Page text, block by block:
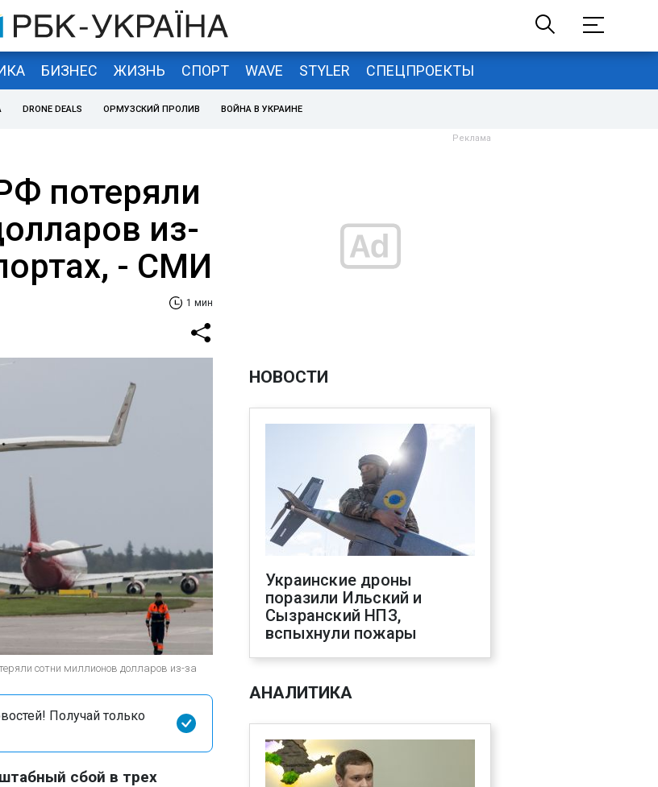
БИЗНЕС ЖИЗНЬ СПОРТ WAVE STYLER СПЕЦПРОЕКТЫ
DRONE DEALS ОРМУЗСКИЙ ПРОЛИВ ВОЙНА В УКРАИНЕ
потеряли
из-
- СМИ
1 мин
сотни миллионов долларов из-за
Получай только
сбой в трех
НОВОСТИ
Украинские дроны
поразили Ильский и
Сызранский НПЗ,
вспыхнули пожары
АНАЛИТИКА